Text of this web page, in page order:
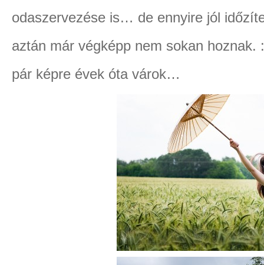
odaszervezése is… de ennyire jól
aztán már végképp nem sokan
pár képre évek óta várok…